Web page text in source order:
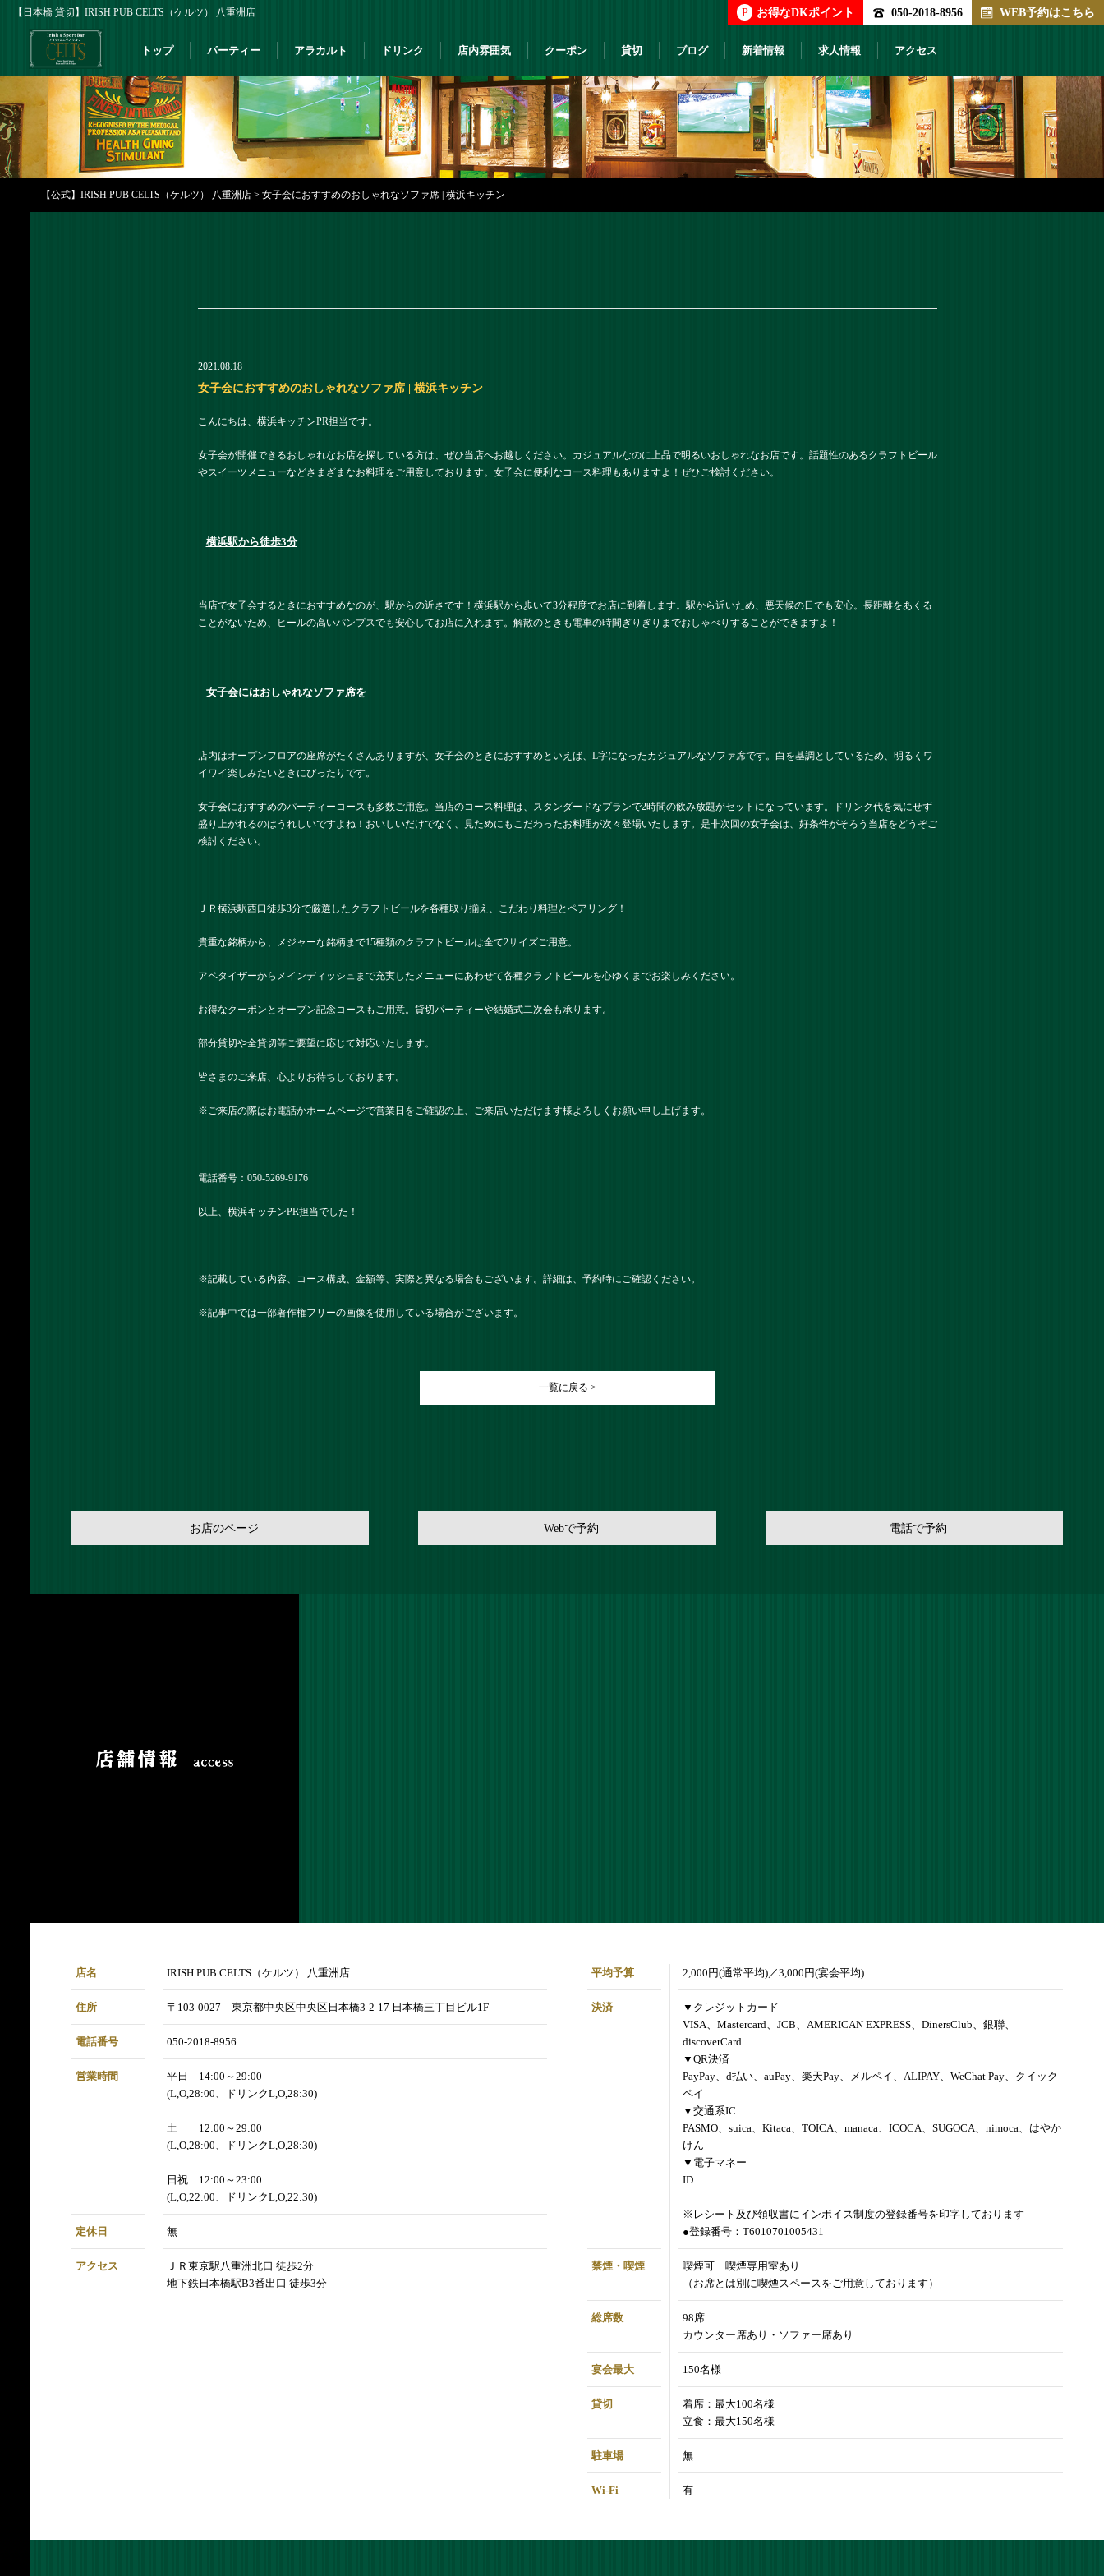
【日本橋 貸切】IRISH PUB CELTS（ケルツ） 八重洲店 P お得なDKポイント 050-2018-8956 WEB予約はこちら
トップ パーティー アラカルト ドリンク 店内雰囲気 クーポン 貸切 ブログ 新着情報 求人情報 アクセス
【公式】IRISH PUB CELTS（ケルツ） 八重洲店 > 女子会におすすめのおしゃれなソファ席 | 横浜キッチン
2021.08.18
女子会におすすめのおしゃれなソファ席 | 横浜キッチン
こんにちは、横浜キッチンPR担当です。
女子会が開催できるおしゃれなお店を探している方は、ぜひ当店へお越しください。カジュアルなのに上品で明るいおしゃれなお店です。話題性のあるクラフトビール
やスイーツメニューなどさまざまなお料理をご用意しております。女子会に便利なコース料理もありますよ！ぜひご検討ください。
横浜駅から徒歩3分
当店で女子会するときにおすすめなのが、駅からの近さです！横浜駅から歩いて3分程度でお店に到着します。駅から近いため、悪天候の日でも安心。長距離をあくる
ことがないため、ヒールの高いパンプスでも安心してお店に入れます。解散のときも電車の時間ぎりぎりまでおしゃべりすることができますよ！
女子会にはおしゃれなソファ席を
店内はオープンフロアの座席がたくさんありますが、女子会のときにおすすめといえば、L字になったカジュアルなソファ席です。白を基調としているため、明るくワ
イワイ楽しみたいときにぴったりです。
女子会におすすめのパーティーコースも多数ご用意。当店のコース料理は、スタンダードなプランで2時間の飲み放題がセットになっています。ドリンク代を気にせず
盛り上がれるのはうれしいですよね！おいしいだけでなく、見ためにもこだわったお料理が次々登場いたします。是非次回の女子会は、好条件がそろう当店をどうぞご
検討ください。
ＪＲ横浜駅西口徒歩3分で厳選したクラフトビールを各種取り揃え、こだわり料理とペアリング！
貴重な銘柄から、メジャーな銘柄まで15種類のクラフトビールは全て2サイズご用意。
アペタイザーからメインディッシュまで充実したメニューにあわせて各種クラフトビールを心ゆくまでお楽しみください。
お得なクーポンとオープン記念コースもご用意。貸切パーティーや結婚式二次会も承ります。
部分貸切や全貸切等ご要望に応じて対応いたします。
皆さまのご来店、心よりお待ちしております。
※ご来店の際はお電話かホームページで営業日をご確認の上、ご来店いただけます様よろしくお願い申し上げます。
電話番号：050-5269-9176
以上、横浜キッチンPR担当でした！
※記載している内容、コース構成、金額等、実際と異なる場合もございます。詳細は、予約時にご確認ください。
※記事中では一部著作権フリーの画像を使用している場合がございます。
一覧に戻る >
お店のページ Webで予約 電話で予約
店名 IRISH PUB CELTS（ケルツ） 八重洲店
住所 〒103-0027 東京都中央区中央区日本橋3-2-17 日本橋三丁目ビル1F
電話番号 050-2018-8956
営業時間
平日 14:00～29:00
(L,O,28:00、ドリンクL,O,28:30)
土 12:00～29:00
(L,O,28:00、ドリンクL,O,28:30)
日祝 12:00～23:00
(L,O,22:00、ドリンクL,O,22:30)
定休日 無
アクセス
ＪＲ東京駅八重洲北口 徒歩2分
地下鉄日本橋駅B3番出口 徒歩3分
平均予算 2,000円(通常平均)／3,000円(宴会平均)
決済
▼クレジットカード
VISA、Mastercard、JCB、AMERICAN EXPRESS、DinersClub、銀聯、
discoverCard
▼QR決済
PayPay、d払い、auPay、楽天Pay、メルペイ、ALIPAY、WeChat Pay、クイック
ペイ
▼交通系IC
PASMO、suica、Kitaca、TOICA、manaca、ICOCA、SUGOCA、nimoca、はやか
けん
▼電子マネー
ID
※レシート及び領収書にインボイス制度の登録番号を印字しております
●登録番号：T6010701005431
禁煙・喫煙
喫煙可 喫煙専用室あり
（お席とは別に喫煙スペースをご用意しております）
総席数
98席
カウンター席あり・ソファー席あり
宴会最大 150名様
貸切
着席：最大100名様
立食：最大150名様
駐車場 無
Wi-Fi 有